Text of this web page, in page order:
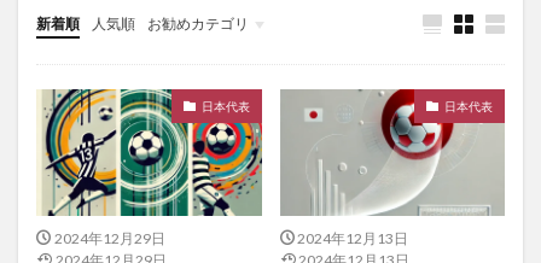
新着順 人気順 お勧めカテゴリ
未分類
日本代表
2024年12月29日
日本代表
2024年12月13日